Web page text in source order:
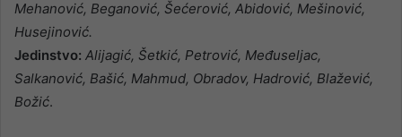
Mehanović, Beganović, Šećerović, Abidović, Mešinović,
Husejinović.
Jedinstvo: Alijagić, Šetkić, Petrović, Međuseljac,
Salkanović, Bašić, Mahmud, Obradov, Hadrović, Blažević,
Božić.